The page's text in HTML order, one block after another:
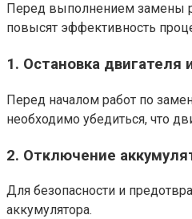
Перед выполнением замены
повысят эффективность
1. Остановка двигателя
Перед началом работ по
необходимо убедиться, что
2. Отключение
Для безопасности и
аккумулятора.